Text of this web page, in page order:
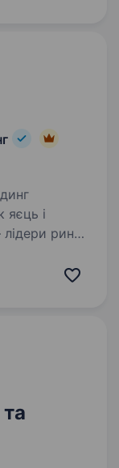
яєць і
ринку